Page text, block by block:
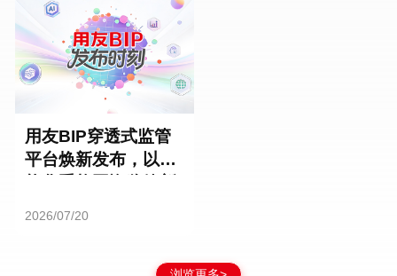
用友BIP穿透式监管
平台焕新发布，以智
2026/07/20